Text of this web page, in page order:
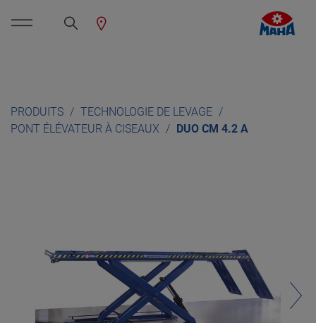
PRODUITS
TECHNOLOGIE DE LEVAGE
PONT ÉLÉVATEUR À CISEAUX
DUO CM 4.2 A